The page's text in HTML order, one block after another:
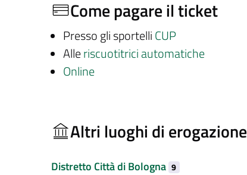
Come pagare il ticket
Presso gli sportelli CUP
Alleriscuotitrici automatiche
Online
Altri luoghi di erogazione
Distretto Città di Bologna 9